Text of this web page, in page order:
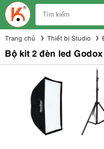
Trang chủ Thiết bị Studio
Bộ kit 2 đèn led